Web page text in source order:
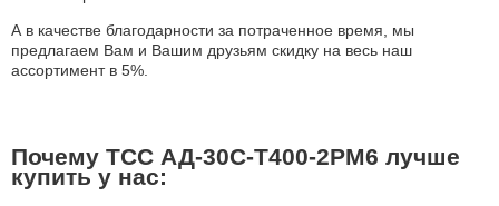
А в качестве благодарности за потраченное время, мы
предлагаем Вам и Вашим друзьям скидку на весь наш
ассортимент в 5%.
Почему ТСС АД-30С-Т400-2РМ6 лучше
купить у нас: